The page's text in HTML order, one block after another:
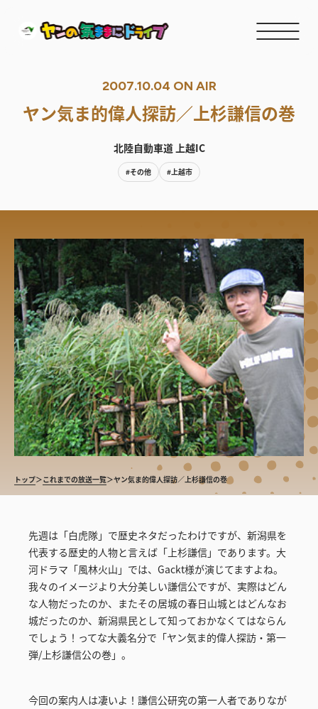
2007.10.04 ON AIR
ヤン気ま的偉人探訪／上杉謙信の巻
北陸自動車道 上越IC
#その他 #上越市
トップ＞これまでの放送一覧＞ヤン気ま的偉人探訪／上杉謙信の巻
先週は「白虎隊」で歴史ネタだったわけですが、新潟県を
代表する歴史的人物と言えば「上杉謙信」であります。大
河ドラマ「風林火山」では、Gackt様が演じてますよね。
我々のイメージより大分美しい謙信公ですが、実際はどん
な人物だったのか、またその居城の春日山城とはどんなお
城だったのか、新潟県民として知っておかなくてはならん
でしょう！ってな大義名分で「ヤン気ま的偉人探訪・第一
弾/上杉謙信公の巻」。
今回の案内人は凄いよ！謙信公研究の第一人者でありなが